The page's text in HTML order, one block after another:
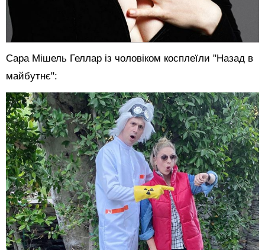
Сара Мішель Геллар із чоловіком косплеїли "Назад в
майбутнє":